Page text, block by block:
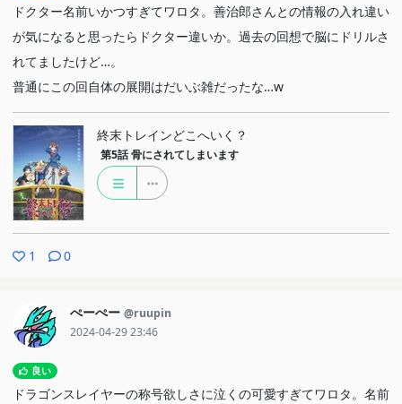
ドクター名前いかつすぎてワロタ。善治郎さんとの情報の入れ違い
が気になると思ったらドクター違いか。過去の回想で脳にドリルさ
れてましたけど…。
普通にこの回自体の展開はだいぶ雑だったな…w
終末トレインどこへいく？
第5話 骨にされてしまいます
1 0
ぺーぺー @ruupin
2024-04-29 23:46
良い
ドラゴンスレイヤーの称号欲しさに泣くの可愛すぎてワロタ。名前